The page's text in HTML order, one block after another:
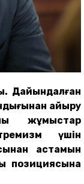
Дайындалған
айыру
жұмыстар
үшін
астамын
позициясына